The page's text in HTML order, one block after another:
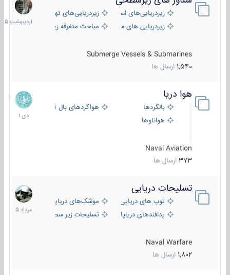
زیردریایی‌های استراتژیکزیردریایی‌های تهاجمی
زیردریایی های سبک
مباحث متفرقه زیرسطحی
Submerge Vessels & Submarines
1,540 ارسال ها
1405
هوا دریا
بالگردها
هواگردهای بال ثابت
هواناوها
Naval Aviation
373 ارسال ها
12
دی
1401
تسلیحات دریایی
توپ های دریایی
موشک‌های دریایی
پدافندهای دریاپایه
تسلیحات زیر سطحی
Naval Warfare
1,802 ارسال ها
2
مرداد
1405